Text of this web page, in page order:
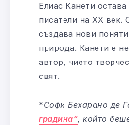
Елиас Канети
писатели на XX век.
създава нови
природа. Канети е
автор, чието
свят.
*Софи Бехарано де
градина“, който